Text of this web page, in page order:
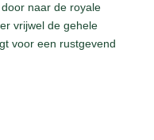
naar de royale
vrijwel de gehele
voor een rustgevend